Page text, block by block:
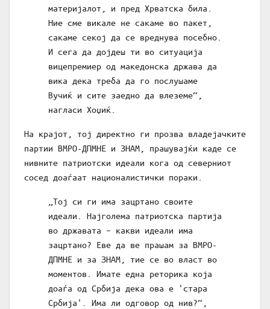
материјалот, и пред Хрватска била.
Ние сме викале не сакаме во пакет,
сакаме секој да се вреднува посебно.
И сега да дојдеш ти во ситуација
вицепремиер од македонска држава да
вика дека треба да го послушаме
Вучиќ и сите заедно да влеземе“,
нагласи Хоџиќ.
На крајот, тој директно ги прозва владејачките
партии ВМРО-ДПМНЕ и ЗНАМ, прашувајќи каде се
нивните патриотски идеали кога од северниот
сосед доаѓаат националистички пораки.
„Тој си ги има зацртано своите
идеали. Најголема патриотска партија
во државата – какви идеали има
зацртано? Еве да ве прашам за ВМРО-
ДПМНЕ и за ЗНАМ, тие се во власт во
моментов. Имате една реторика која
доаѓа од Србија дека ова е 'стара
Србија'. Има ли одговор од нив?“,